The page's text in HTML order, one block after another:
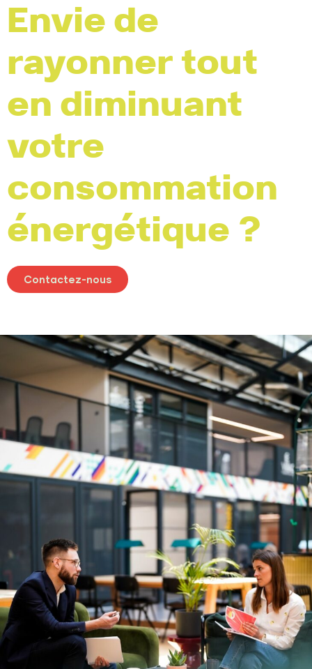
Envie de
rayonner tout
en diminuant
votre
consommation
énergétique ?
Contactez-nous